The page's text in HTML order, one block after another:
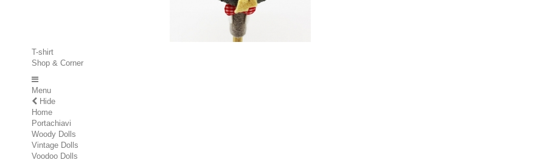
T-shirt
Shop & Corner
Menu
Hide
Home
Portachiavi
Woody Dolls
Vintage Dolls
Voodoo Dolls